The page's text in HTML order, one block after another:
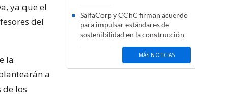
ya que el
del
la
a
de los
SalfaCorp y CChC firman acuerdo
para impulsar estándares de
sostenibilidad en la construcción
MÁS NOTICIAS